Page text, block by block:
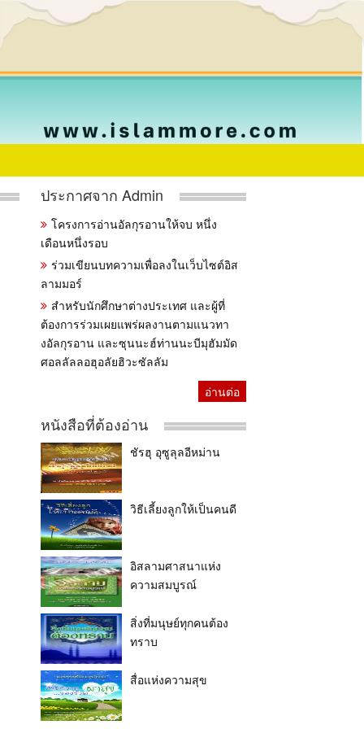
ประกาศจาก Admin
โครงการอ่านอัลกุรอานให้จบ หนึ่ง
เดือนหนึ่งรอบ
ร่วมเขียนบทความเพื่อลงในเว็บไซต์อิส
ลามมอร์
สำหรับนักศึกษาต่างประเทศ และผู้ที่
ต้องการร่วมเผยแพร่ผลงานตามแนวทา
งอัลกุรอาน และซุนนะฮ์ท่านนะบีมุฮัมมัด
ศอลลัลลอฮุอลัยฮิวะซัลลัม
อ่านต่อ
หนังสือที่ต้องอ่าน
ชัรฮุ อุซูลุลอีหม่าน
วิธีเลี้ยงลูกให้เป็นคนดี
อิสลามศาสนาแห่ง
ความสมบูรณ์
สิ่งที่มนุษย์ทุกคนต้อง
ทราบ
สื่อแห่งความสุข